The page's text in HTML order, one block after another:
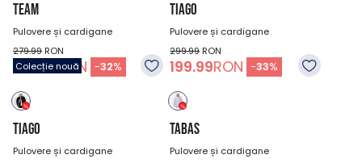
TEAM
Pulovere și cardigane
279.99 RON
189.99RON -32%
TIAGO
Pulovere și cardigane
299.99RON
199.99RON -33%
Colecție nouă
TIAGO
Pulovere și cardigane
TABAS
Pulovere și cardigane